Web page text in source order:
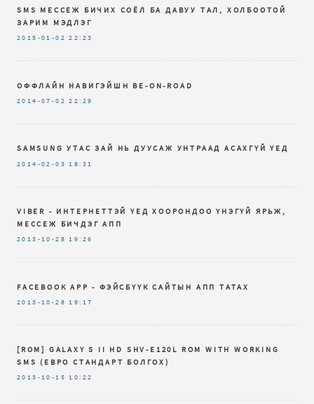
SMS МЕССЕЖ БИЧИХ СОЁЛ БА ДАВУУ ТАЛ, ХОЛБООТОЙ
ЗАРИМ МЭДЛЭГ
2015-01-02 22:23
ОФФЛАЙН НАВИГЭЙШН BE-ON-ROAD
2014-07-02 22:29
SAMSUNG УТАС ЗАЙ НЬ ДУУСАЖ УНТРААД АСАХГҮЙ ҮЕД
2014-02-03 18:31
VIBER - ИНТЕРНЕТТЭЙ ҮЕД ХООРОНДОО ҮНЭГҮЙ ЯРЬЖ,
МЕССЕЖ БИЧДЭГ АПП
2013-10-28 19:26
FACEBOOK APP - ФЭЙСБҮҮК САЙТЫН АПП ТАТАХ
2013-10-28 19:17
[ROM] GALAXY S II HD SHV-E120L ROM WITH WORKING
SMS (ЕВРО СТАНДАРТ БОЛГОХ)
2013-10-15 10:22